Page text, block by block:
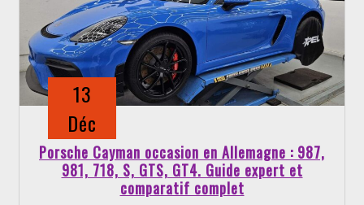
13
Déc
Porsche Cayman occasion en Allemagne : 987,
981, 718, S, GTS, GT4. Guide expert et
comparatif complet